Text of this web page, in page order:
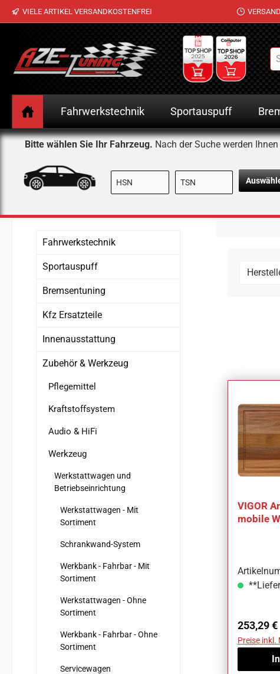
Hauptinhalt springen
Zur Suche springen
Zur Hauptnavigation springen
VIELE ARTIKEL VERSANDKOSTENFREI
Fahrwerkstechnik Sportauspuff
Bitte wählen Sie Ihr Fahrzeug. Nach der Suche werden
Fahrwerkstechnik
Sportauspuff
Bremsentuning
Kfz Ersatzteile
Innenausstattung
Zubehör & Werkzeug
Pflegemittel
Kraftstoffsystem
Audio & HiFi
Werkzeug
Werkstattwagen und
Betriebseinrichtung
Werkstattwagen - Mit
Sortiment
Schrankwand-System
Werkbank - Fahrbar - Mit
Sortiment
Werkstattwagen - Ohne
Sortiment
Werkbank - Fahrbar - Ohne
Sortiment
Servicewagen
VIGOR
mobile
253,29 €
Preise inkl.